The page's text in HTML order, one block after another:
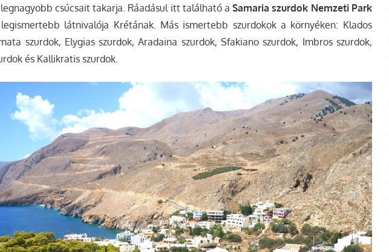
csúcsait takarja. Ráadásul itt található aSamaria szurdok Nemzeti Park
látnivalója Krétának. Más ismertebb szurdokok a környéken: Klados
szurdok, Elygias szurdok, Aradaina szurdok, Sfakiano szurdok, Imbros szurdok,
és Kallikratis szurdok.